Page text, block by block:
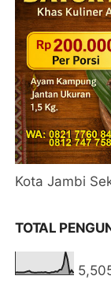
Kota Jambi
TOTAL